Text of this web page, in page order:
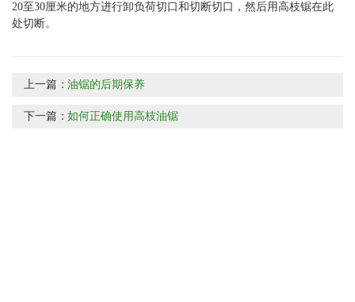
20至30厘米的地方进行卸负荷切口和切断切口，然后用高枝锯在此
处切断。
上一篇：油锯的后期保养
下一篇：如何正确使用高枝油锯